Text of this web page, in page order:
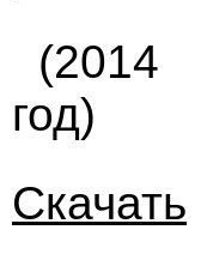
(2014
год)
Скачать